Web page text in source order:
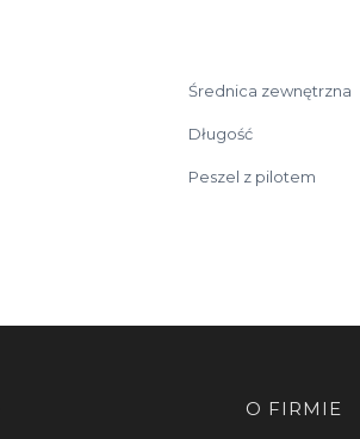
Średnica zewnętrzna
Długość
Peszel z pilotem
O FIRMIE